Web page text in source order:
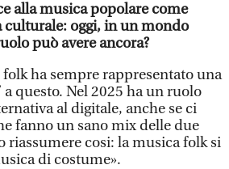
alla musica popolare come
oggi, in un mondo
può avere ancora?
folk ha sempre rappresentato una
a questo. Nel 2025 ha un ruolo
al digitale, anche se ci
fanno un sano mix delle due
riassumere cosi: la musica folk si
di costume».